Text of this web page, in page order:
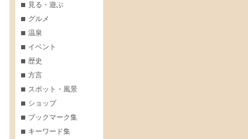
見る・遊ぶ
グルメ
温泉
イベント
歴史
方言
スポット・風景
ショップ
ブックマーク集
キーワード集